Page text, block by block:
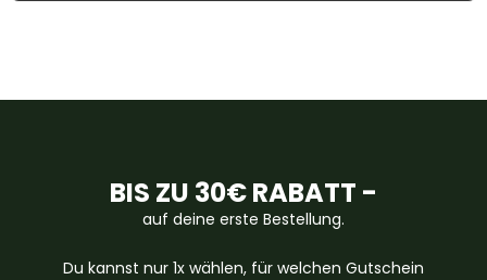
BIS ZU 30€ RABATT -
auf deine erste Bestellung.
Du kannst nur 1x wählen, für welchen Gutschein